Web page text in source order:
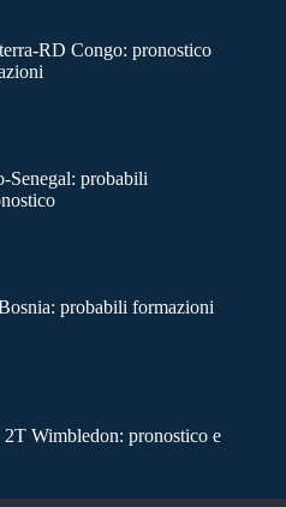
RD Congo: pronostico
probabili
probabili formazioni
Wimbledon: pronostico e